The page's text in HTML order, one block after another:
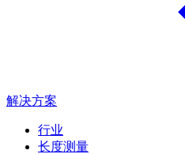
解决方案
行业
长度测量